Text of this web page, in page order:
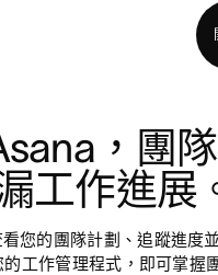
，團
工作進展
您的團隊計劃、追蹤進度
的工作管理程式，即可掌握